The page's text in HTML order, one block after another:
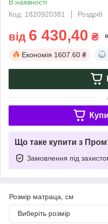
В наявності
Код: 1820920381
Роздріб
від 6 430,40 ₴
Економія 1607.60 ₴
Що таке купити з
Замовлення під
Розмір матраца, см
Виберіть розмір